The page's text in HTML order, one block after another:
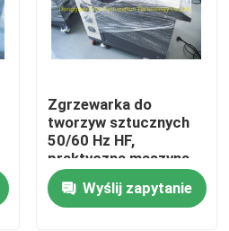
sztucznych HF
Zgrzewarka do
tworzyw sztucznych
50/60 Hz HF,
praktyczna maszyna
do spawania tkanin o
wysokiej
częstotliwości
Wyślij zapytanie